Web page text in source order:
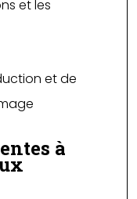
et les
et de
à